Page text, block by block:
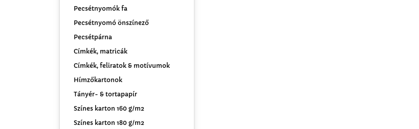
Pecsétnyomók fa
Pecsétnyomó önszínező
Pecsétpárna
Címkék, matricák
Címkék, feliratok & motívumok
Hímzőkartonok
Tányér- & tortapapír
Színes karton 160 g/m2
Színes karton 180 g/m2